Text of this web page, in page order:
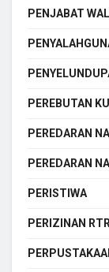
PENJABAT
PEREBUTAN
PEREDARAN
PEREDARAN
PERISTIWA
PERIZINAN